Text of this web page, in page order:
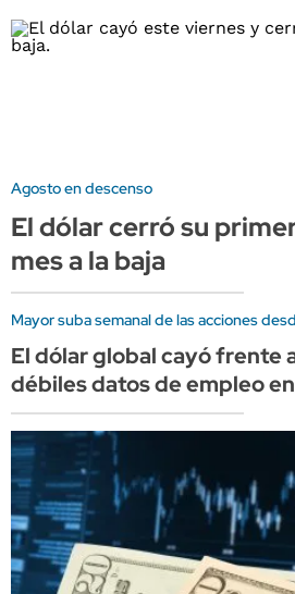
Agosto en descenso
El dólar cerró su
mes a la baja
Mayor suba semanal de las acciones
El dólar global cayó frente
débiles datos de empleo